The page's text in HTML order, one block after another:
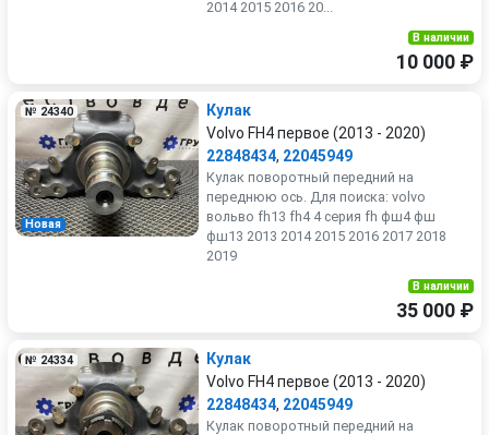
2014 2015 2016 20...
В наличии
10 000 ₽
Новая
№ 24340
Кулак
Volvo FH4 первое (2013 - 2020)
22848434, 22045949
Кулак поворотный передний на
переднюю ось. Для поиска: volvo
вольво fh13 fh4 4 серия fh фш4 фш
фш13 2013 2014 2015 2016 2017 2018
2019
В наличии
35 000 ₽
№ 24334
Кулак
Volvo FH4 первое (2013 - 2020)
22848434, 22045949
Кулак поворотный передний на